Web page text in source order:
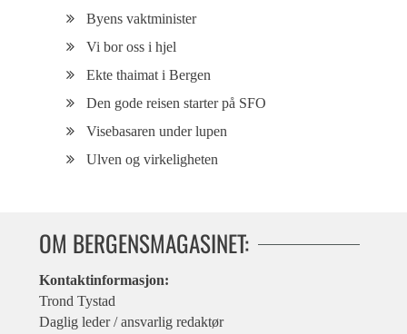
Byens vaktminister
Vi bor oss i hjel
Ekte thaimat i Bergen
Den gode reisen starter på SFO
Visebasaren under lupen
Ulven og virkeligheten
OM BERGENSMAGASINET:
Kontaktinformasjon:
Trond Tystad
Daglig leder / ansvarlig redaktør